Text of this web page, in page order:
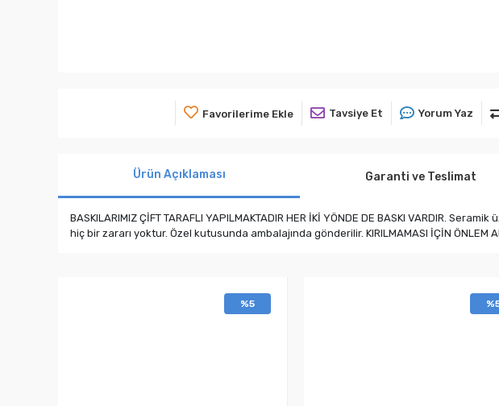
Favorilerime Ekle Tavsiye Et Yorum Yaz
Ürün Açıklaması Garanti ve Teslimat
BASKILARIMIZ ÇİFT TARAFLI YAPILMAKTADIR HER İKİ YÖNDE DE BASKI VARDIR.
hiç bir zararı yoktur. Özel kutusunda ambalajında gönderilir. KIRILMAMASI İÇİN ÖNLEM
%5